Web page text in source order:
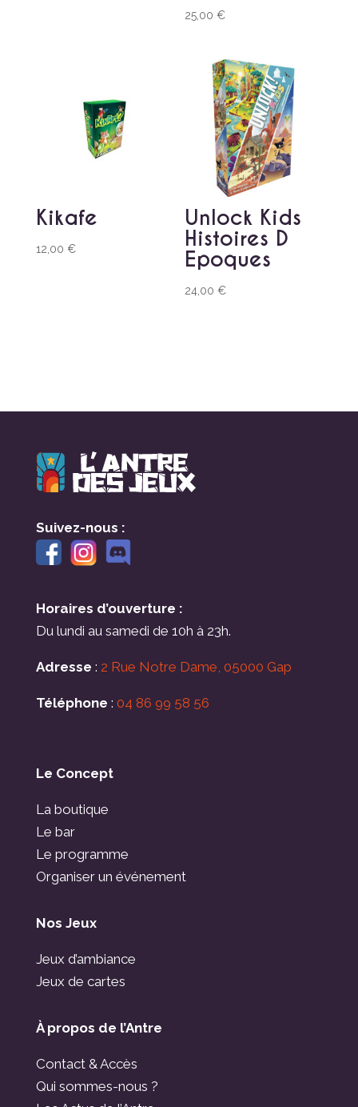
25,00€
Kikafe
12,00 €
Unlock Kids
Histoires D
Epoques
24,00€
Suivez-nous :
Horaires d’ouverture :
Du lundi au samedi de 10h à 23h.
Adresse : 2 Rue Notre Dame, 05000 Gap
Téléphone : 04 86 99 58 56
Le Concept
La boutique
Le bar
Le programme
Organiser un événement
Nos Jeux
Jeux d’ambiance
Jeux de cartes
À propos de l’Antre
Contact & Accès
Qui sommes-nous ?